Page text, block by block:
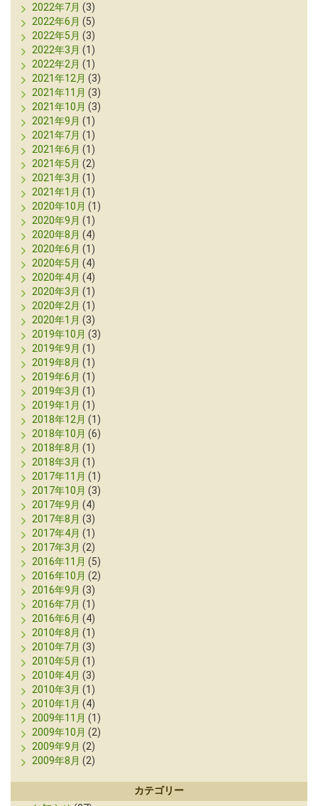
2022年7月 (3)
2022年6月 (5)
2022年5月 (3)
2022年3月 (1)
2022年2月 (1)
2021年12月 (3)
2021年11月 (3)
2021年10月 (3)
2021年9月 (1)
2021年7月 (1)
2021年6月 (1)
2021年5月 (2)
2021年3月 (1)
2021年1月 (1)
2020年10月 (1)
2020年9月 (1)
2020年8月 (4)
2020年6月 (1)
2020年5月 (4)
2020年4月 (4)
2020年3月 (1)
2020年2月 (1)
2020年1月 (3)
2019年10月 (3)
2019年9月 (1)
2019年8月 (1)
2019年6月 (1)
2019年3月 (1)
2019年1月 (1)
2018年12月 (1)
2018年10月 (6)
2018年8月 (1)
2018年3月 (1)
2017年11月 (1)
2017年10月 (3)
2017年9月 (4)
2017年8月 (3)
2017年4月 (1)
2017年3月 (2)
2016年11月 (5)
2016年10月 (2)
2016年9月 (3)
2016年7月 (1)
2016年6月 (4)
2010年8月 (1)
2010年7月 (3)
2010年5月 (1)
2010年4月 (3)
2010年3月 (1)
2010年1月 (4)
2009年11月 (1)
2009年10月 (2)
2009年9月 (2)
2009年8月 (2)
カテゴリー